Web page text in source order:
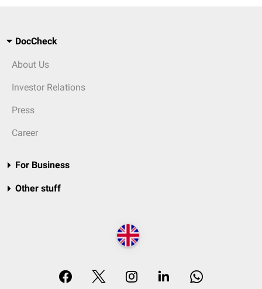
DocCheck
About Us
Investor Relations
Press
Career
For Business
Other stuff